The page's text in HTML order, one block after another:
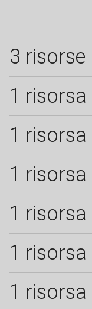
3 risorse
1 risorsa
1 risorsa
1 risorsa
1 risorsa
1 risorsa
1 risorsa